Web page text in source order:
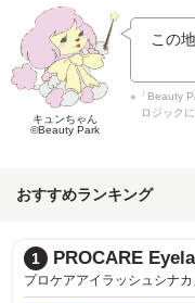
キュンちゃん
©Beauty Park
この
※「Beauty
ロジック
おすすめランキング
2 ア
アイブロ